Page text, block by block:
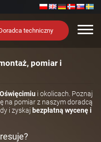
techniczny
pomiar i
Oświęcimiu i okolicach. Poznaj
na pomiar z naszym doradcą
i zyskaj bezpłatną wycenę i